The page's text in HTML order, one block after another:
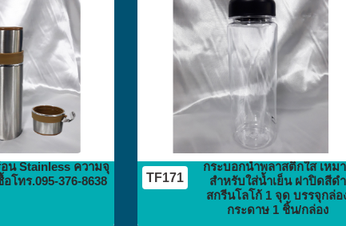
ระติก
บอกน้ำ
vacuum
น Stainless ความจุ
โทร.095-376-8638
กระติก
กระบอกน้ำ
flask vacuum
TF171
กระบอกน้ำพลาสติกใส เหม
สำหรับใส่น้ำเย็น ฝาปิดสีดำ
สกรีนโลโก้ 1 จุด บรรจุกล่อ
กระดาษ 1 ชิ้น/กล่อง